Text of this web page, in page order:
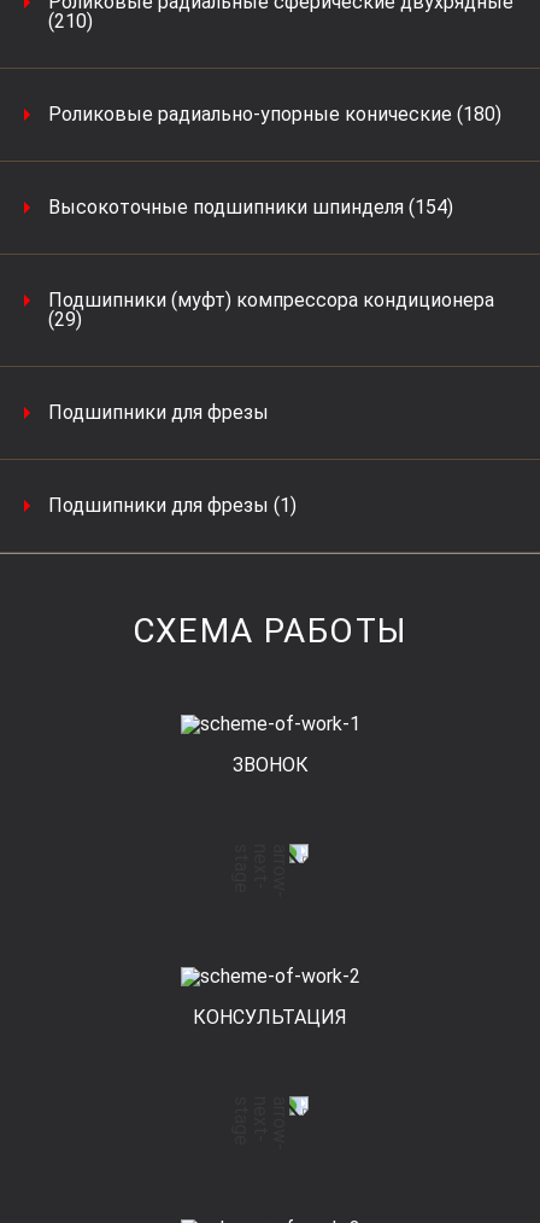
(210)
Роликовые радиально-упорные конические (180)
Высокоточные подшипники шпинделя (154)
Подшипники (муфт) компрессора кондиционера
(29)
Подшипники для фрезы
Подшипники для фрезы (1)
СХЕМА РАБОТЫ
ЗВОНОК
КОНСУЛЬТАЦИЯ